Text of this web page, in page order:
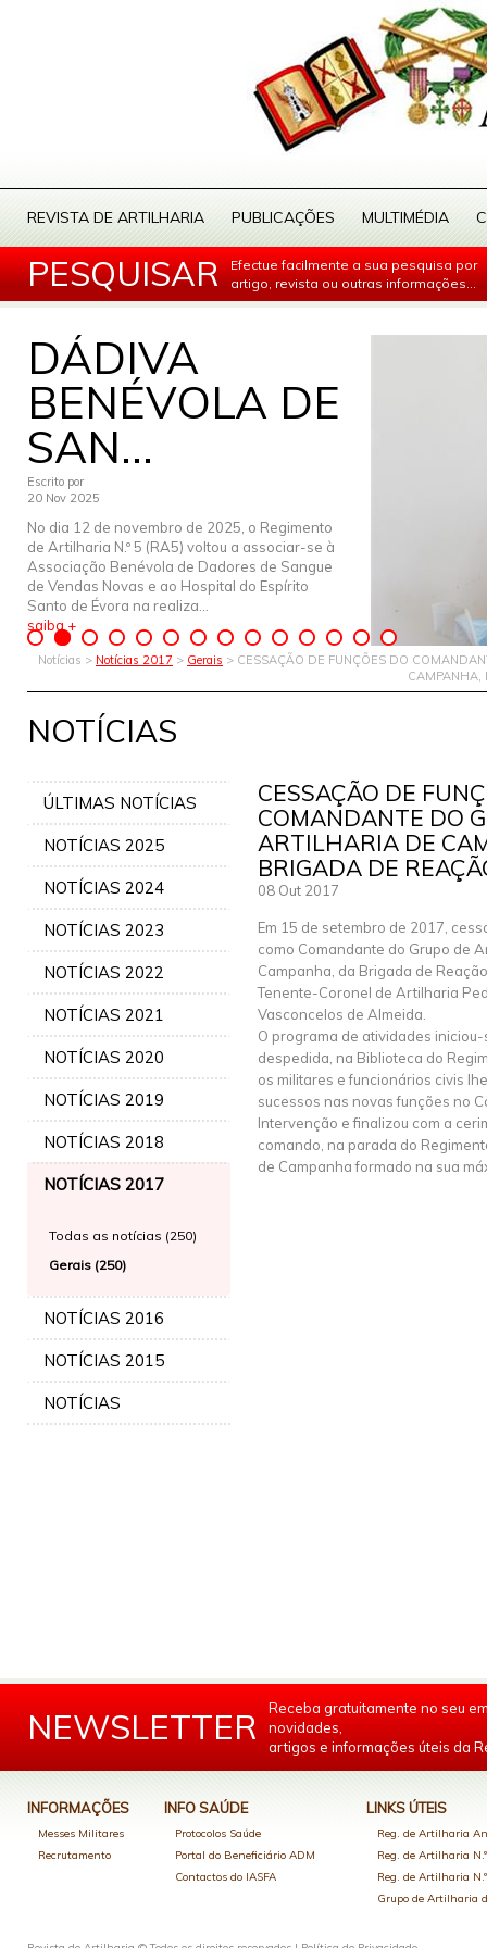
REVISTA DE ARTILHARIA PUBLICAÇÕES MULTIMÉDIA
PESQUISAR
Efectue facilmente a sua pesquisa por
artigo, revista ou outras informações...
DÁDIVA
BENÉVOLA DE
SAN...
Escrito por
20 Nov 2025
No dia 12 de novembro de 2025, o Regimento
de Artilharia N.º 5 (RA5) voltou a associar-se à
Associação Benévola de Dadores de Sangue
de Vendas Novas e ao Hospital do Espírito
Santo de Évora na realiza...
saiba +
Notícias > Notícias 2017 > Gerais > CESSAÇÃO DE FUNÇÕES DO
CAMPANHA,
NOTÍCIAS
ÚLTIMAS NOTÍCIAS
NOTÍCIAS 2025
NOTÍCIAS 2024
NOTÍCIAS 2023
NOTÍCIAS 2022
NOTÍCIAS 2021
NOTÍCIAS 2020
NOTÍCIAS 2019
NOTÍCIAS 2018
NOTÍCIAS 2017
Todas as notícias (250)
Gerais (250)
NOTÍCIAS 2016
NOTÍCIAS 2015
NOTÍCIAS
CESSAÇÃO DE
COMANDANTE DO
ARTILHARIA DE
BRIGADA DE
08 Out 2017
Em 15 de setembro de 2017,
como Comandante do Grupo de
Campanha, da Brigada de
Tenente-Coronel de Artilharia
Vasconcelos de Almeida.
O programa de atividades
despedida, na Biblioteca do
os militares e funcionários civis
sucessos nas novas funções no
Intervenção e finalizou com a
comando, na parada do
de Campanha formado na sua
NEWSLETTER
Receba gratuitamente no seu
novidades,
artigos e informações úteis da
INFORMAÇÕES
Messes Militares
Recrutamento
INFO SAÚDE
Protocolos Saúde
Portal do Beneficiário ADM
Contactos do IASFA
LINKS ÚTEIS
Reg. de Artilharia
Reg. de Artilharia
Reg. de Artilharia
Grupo de Artilharia